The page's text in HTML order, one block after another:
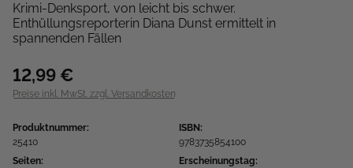
Krimi-Denksport, von leicht bis schwer.
Enthüllungsreporterin Diana Dunst ermittelt in
spannenden Fällen
12,99 €
Preise inkl. MwSt. zzgl. Versandkosten
Produktnummer:
25410
ISBN:
9783735854100
Seiten:
Erscheinungstag: